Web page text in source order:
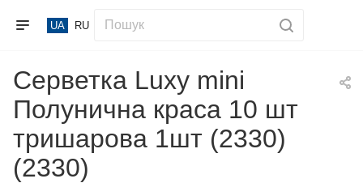
UA RU
Серветка Luxy mini
Полунична краса 10 шт
тришарова 1шт (2330)
(2330)